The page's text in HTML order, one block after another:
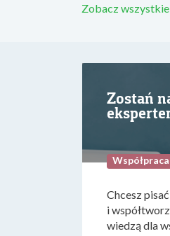
Zobacz
Zostań
Współpraca
Chcesz
i
wiedzą dla